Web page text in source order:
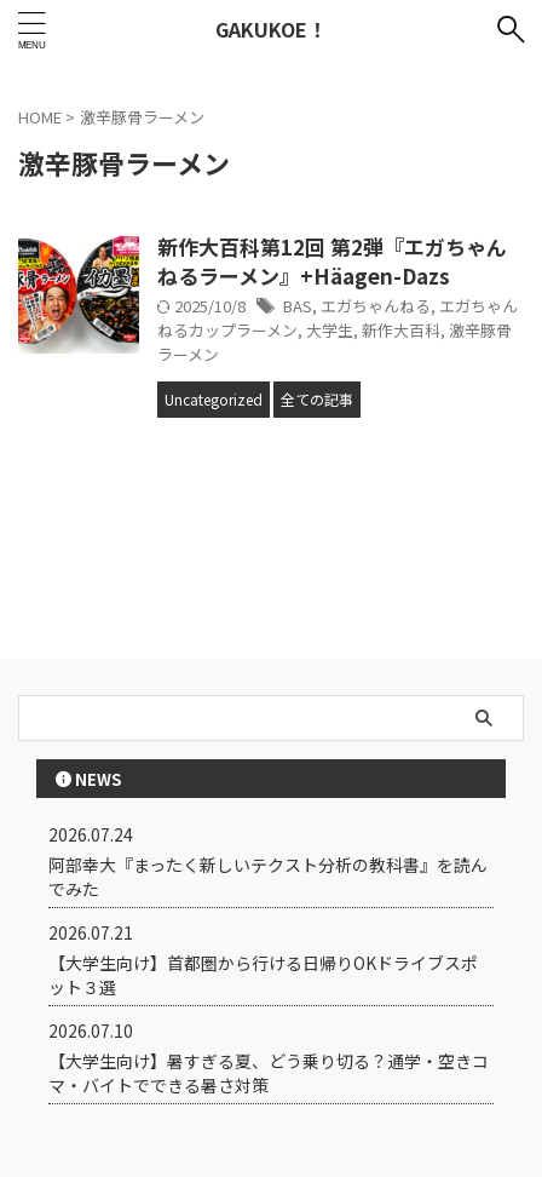
GAKUKOE！
HOME > 激辛豚骨ラーメン
激辛豚骨ラーメン
新作大百科第12回 第2弾『エガちゃん
ねるラーメン』+Häagen-Dazs
2025/10/8 BAS, エガちゃんねる, エガちゃん
ねるカップラーメン, 大学生, 新作大百科, 激辛豚骨
ラーメン
Uncategorized 全ての記事
NEWS
2026.07.24
阿部幸大『まったく新しいテクスト分析の教科書』を読ん
でみた
2026.07.21
【大学生向け】首都圏から行ける日帰りOKドライブスポ
ット３選
2026.07.10
【大学生向け】暑すぎる夏、どう乗り切る？通学・空きコ
マ・バイトでできる暑さ対策